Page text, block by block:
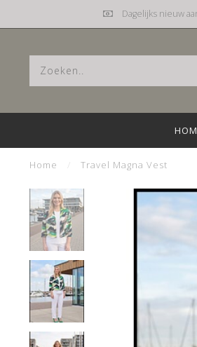
hebbez@planet.nl
Home Travel Magna Vest